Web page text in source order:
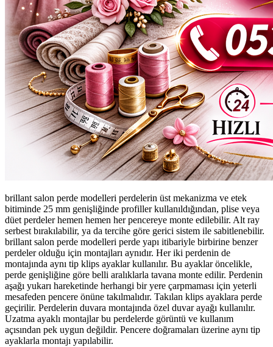
brillant salon perde modelleri perdelerin üst mekanizma ve etek
bitiminde 25 mm genişliğinde profiller kullanıldığından, plise veya
düet perdeler hemen hemen her pencereye monte edilebilir. Alt ray
serbest bırakılabilir, ya da tercihe göre gerici sistem ile sabitlenebilir.
brillant salon perde modelleri perde yapı itibariyle birbirine benzer
perdeler olduğu için montajları aynıdır. Her iki perdenin de
montajında aynı tip klips ayaklar kullanılır. Bu ayaklar öncelikle,
perde genişliğine göre belli aralıklarla tavana monte edilir. Perdenin
aşağı yukarı hareketinde herhangi bir yere çarpmaması için yeterli
mesafeden pencere önüne takılmalıdır. Takılan klips ayaklara perde
geçirilir. Perdelerin duvara montajında özel duvar ayağı kullanılır.
Uzatma ayaklı montajlar bu perdelerde görüntü ve kullanım
açısından pek uygun değildir. Pencere doğramaları üzerine aynı tip
ayaklarla montajı yapılabilir.